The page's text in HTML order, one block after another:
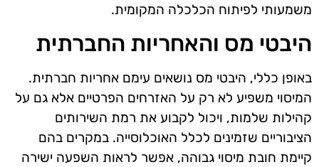
משמעותי לפיתוח הכלכלה המקומית.
היבטי מס והאחריות החברתית
באופן כללי, היבטי מס נושאים עימם אחריות חברתית.
המיסוי משפיע לא רק על האזרחים הפרטיים אלא גם על
קהילות שלמות, ויכול לקבוע את רמת השירותים
הציבוריים שזמינים לכלל האוכלוסייה. במקרים בהם
קיימת חובת מיסוי גבוהה, אפשר לראות השפעה ישירה